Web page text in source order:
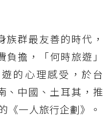
族群最友善的時代，
擔，「何時旅遊」
的心理感受，於台
、中國、土耳其，推
《一人旅行企劃》。